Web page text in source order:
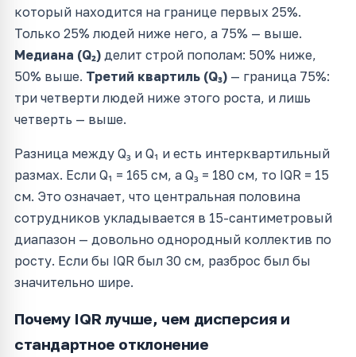
который находится на границе первых 25%.
Только 25% людей ниже него, а 75% — выше.
Медиана (Q₂) делит строй пополам: 50% ниже,
50% выше. Третий квартиль (Q₃) — граница 75%:
три четверти людей ниже этого роста, и лишь
четверть — выше.
Разница между Q₃ и Q₁ и есть интерквартильный
размах. Если Q₁ = 165 см, а Q₃ = 180 см, то IQR = 15
см. Это означает, что центральная половина
сотрудников укладывается в 15-сантиметровый
диапазон — довольно однородный коллектив по
росту. Если бы IQR был 30 см, разброс был бы
значительно шире.
Почему IQR лучше, чем дисперсия и
стандартное отклонение